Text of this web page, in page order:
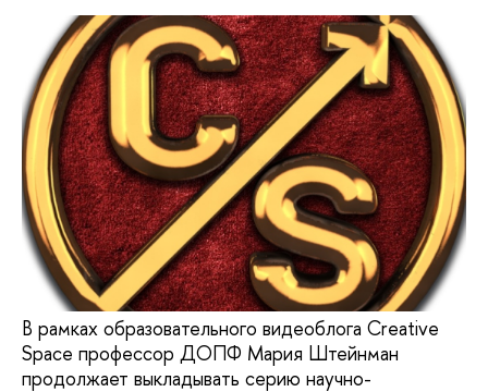
В рамках образовательного видеоблога Creative
Space профессор ДОПФ Мария Штейнман
продолжает выкладывать серию научно-